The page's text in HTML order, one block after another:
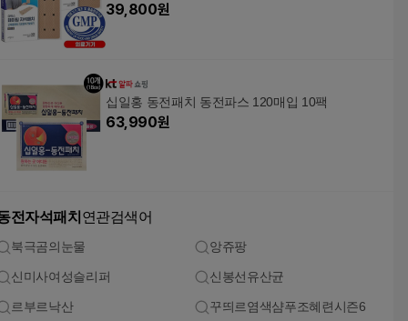
39,800원
십일홍 동전패치 동전파스 120매입 10팩
63,990원
전자석패치 연관검색어
북극곰의눈물 앙쥬팡
신미사여성슬리퍼 신봉선유산균
르부르낙산 꾸띄르염색샴푸조혜련시즌6